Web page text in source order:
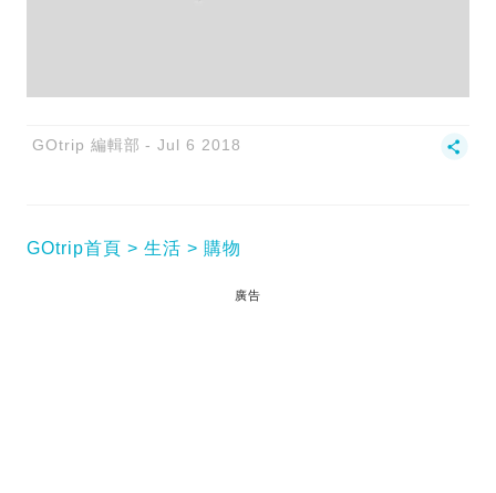
GOtrip 編輯部 Jul 6 2018
GOtrip首頁 生活 購物
廣告